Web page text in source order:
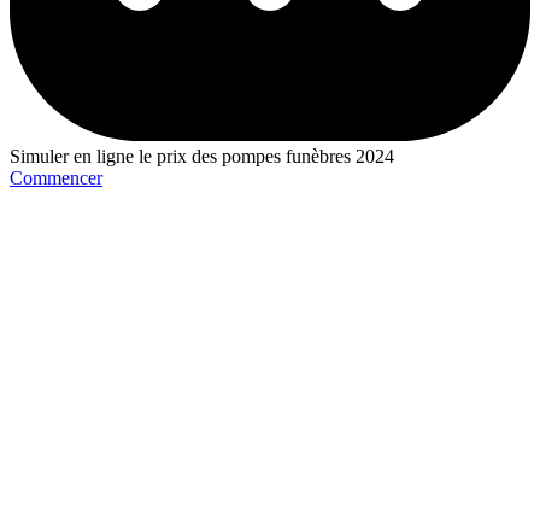
Simuler en ligne le prix des pompes funèbres 2024
Commencer